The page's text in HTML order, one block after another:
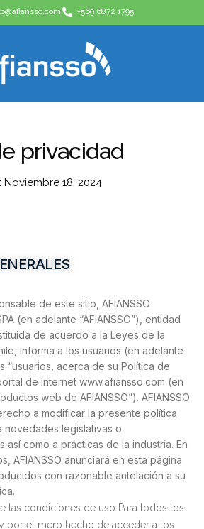
+569 6872 1795
privacidad
Noviembre 18, 2024
de este sitio, AFIANSSO
(en adelante “AFIANSSO”), entidad
de acuerdo a la Leyes de la
informa a los usuarios (en adelante
“usuarios, acerca de su Política de
de Internet www.afiansso.com (en
web de AFIANSSO”). AFIANSSO
a modificar la presente política
novedades legislativas o
así como a prácticas de la industria. En
AFIANSSO anunciará en esta página
con razonable antelación a su
las condiciones de uso Para todos los
por el mero hecho de acceder a los